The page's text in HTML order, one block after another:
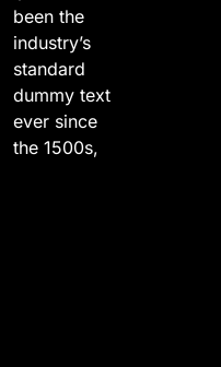
been the
industry’s
standard
dummy text
ever since
the 1500s,